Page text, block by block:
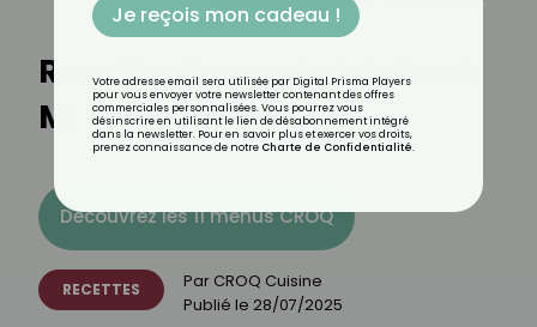
Recette de sandwich Banh
Mi vietnamien
Découvrez les 11 menus CROQ
RECETTES Par CROQ Cuisine
Publié le 28/07/2025
Je reçois mon cadeau !
Votre adresse email sera utilisée par Digital Prisma Players
pour vous envoyer votre newsletter contenant des offres
commerciales personnalisées. Vous pourrez vous
désinscrire en utilisant le lien de désabonnement intégré
dans la newsletter. Pour en savoir plus et exercer vos droits,
prenez connaissance de notre Charte de Confidentialité.